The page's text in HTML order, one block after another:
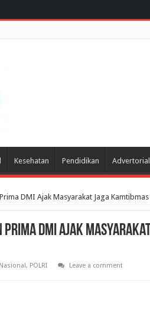
Kesehatan Pendidikan Advertorial
DMI Ajak Masyarakat Jaga Kamtibmas
DMI Ajak Masyarakat
Nasional, POLRI
Leave a comment